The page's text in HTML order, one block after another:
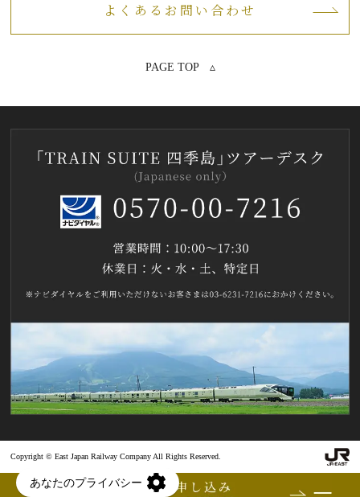
よくあるお問い合わせ
PAGE TOP ▵
Copyright © East Japan Railway Company All Rights Reserved.